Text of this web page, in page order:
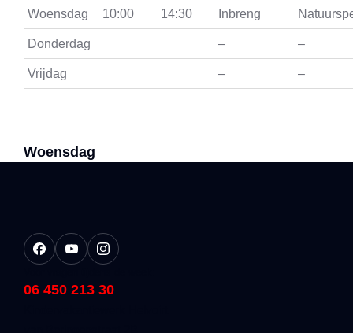
Woensdag 10:00 14:30 Inbreng
Donderdag – –
Vrijdag – –
Woensdag
06 450 213 30